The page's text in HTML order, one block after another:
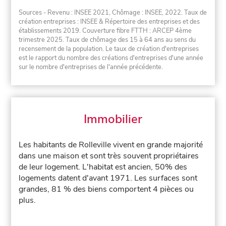
Sources - Revenu : INSEE 2021, Chômage : INSEE, 2022. Taux de
création entreprises : INSEE & Répertoire des entreprises et des
établissements 2019. Couverture fibre FTTH : ARCEP 4ème
trimestre 2025. Taux de chômage des 15 à 64 ans au sens du
recensement de la population. Le taux de création d'entreprises
est le rapport du nombre des créations d'entreprises d'une année
sur le nombre d'entreprises de l'année précédente.
Immobilier
Les habitants de Rolleville vivent en grande majorité
dans une maison et sont très souvent propriétaires
de leur logement. L'habitat est ancien, 50% des
logements datent d'avant 1971. Les surfaces sont
grandes, 81 % des biens comportent 4 pièces ou
plus.